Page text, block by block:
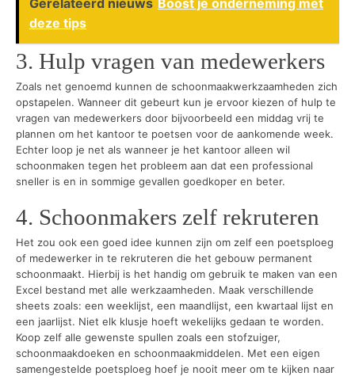
deze tips
3. Hulp vragen van medewerkers
Zoals net genoemd kunnen de schoonmaakwerkzaamheden zich
opstapelen. Wanneer dit gebeurt kun je ervoor kiezen of hulp te
vragen van medewerkers door bijvoorbeeld een middag vrij te
plannen om het kantoor te poetsen voor de aankomende week.
Echter loop je net als wanneer je het kantoor alleen wil
schoonmaken tegen het probleem aan dat een professional
sneller is en in sommige gevallen goedkoper en beter.
4. Schoonmakers zelf rekruteren
Het zou ook een goed idee kunnen zijn om zelf een poetsploeg
of medewerker in te rekruteren die het gebouw permanent
schoonmaakt. Hierbij is het handig om gebruik te maken van een
Excel bestand met alle werkzaamheden. Maak verschillende
sheets zoals: een weeklijst, een maandlijst, een kwartaal lijst en
een jaarlijst. Niet elk klusje hoeft wekelijks gedaan te worden.
Koop zelf alle gewenste spullen zoals een stofzuiger,
schoonmaakdoeken en schoonmaakmiddelen. Met een eigen
samengestelde poetsploeg hoef je nooit meer om te kijken naar